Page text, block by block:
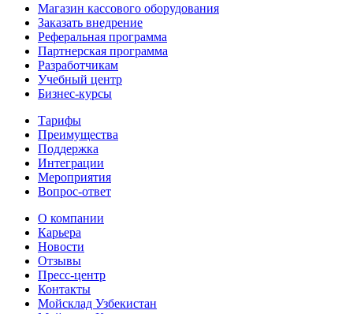
Магазин кассового оборудования
Заказать внедрение
Реферальная программа
Партнерская программа
Разработчикам
Учебный центр
Бизнес‑курсы
Тарифы
Преимущества
Поддержка
Интеграции
Мероприятия
Вопрос-ответ
О компании
Карьера
Новости
Отзывы
Пресс-центр
Контакты
Мойсклад Узбекистан